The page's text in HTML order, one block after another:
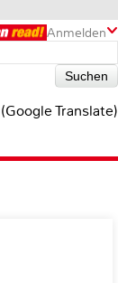
Anmelden
Translate)